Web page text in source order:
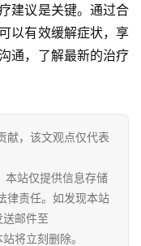
建议是关键。通过合
以有效缓解症状，享
通，了解最新的治疗
献，该文观点仅代表
站仅提供信息存储
律责任。如发现本站
邮件至
将立刻删除。